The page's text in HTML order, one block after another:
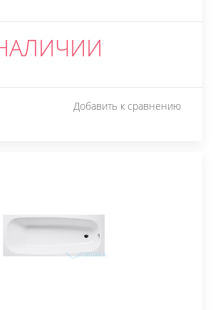
Добавить к сравнению